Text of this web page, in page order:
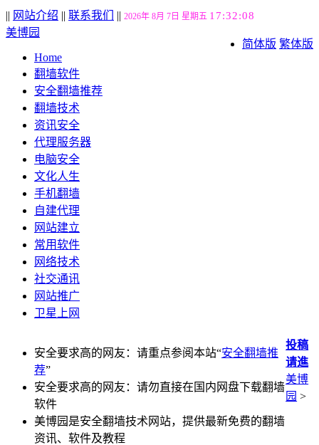
|| 网站介绍 || 联系我们 || 2026年 8月 7日 星期五 17:32:08
简体版 繁体版
美博园
Home
翻墙软件
安全翻墙推荐
翻墙技术
资讯安全
代理服务器
电脑安全
文化人生
手机翻墙
自建代理
网站建立
常用软件
网络技术
社交通讯
网站推广
卫星上网
安全要求高的网友：请重点参阅本站“安全翻墙推
荐”
安全要求高的网友：请勿直接在国内网盘下载翻墙
软件
美博园是安全翻墙技术网站，提供最新免费的翻墙
资讯、软件及教程
投稿
请進
美博
园 >